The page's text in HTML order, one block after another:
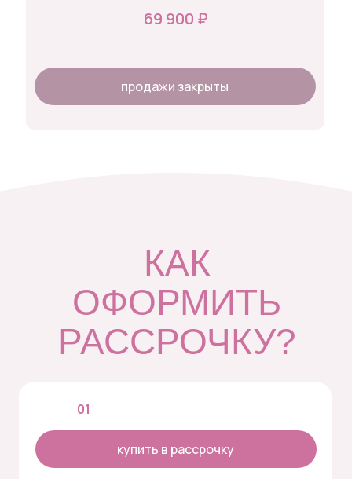
продажи закрыты
69 900 ₽
КАК
ОФОРМИТЬ
РАССРОЧКУ?
01
купить в рассрочку